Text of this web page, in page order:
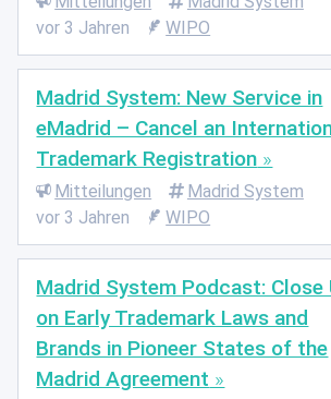
vor 3 Jahren
WIPO
Madrid System: New Service in
eMadrid – Cancel an
Trademark Registration
Mitteilungen
Madrid System
vor 3 Jahren
WIPO
Madrid System Podcast: Close
on Early Trademark Laws and
Brands in Pioneer States of the
Madrid Agreement